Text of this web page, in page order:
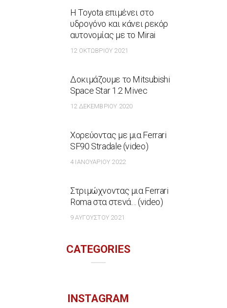
Η Toyota επιμένει στο
υδρογόνο και κάνει ρεκόρ
αυτονομίας με το Mirai
12 ΟΚΤΩΒΡΊΟΥ 2021
Δοκιμάζουμε το Mitsubishi
Space Star 1.2 Mivec
12 ΔΕΚΕΜΒΡΊΟΥ 2020
Χορεύοντας με μια Ferrari
SF90 Stradale (video)
4 ΙΑΝΟΥΑΡΊΟΥ 2022
Στριμώχνοντας μια Ferrari
Roma στα στενά… (video)
9 ΑΥΓΟΎΣΤΟΥ 2021
CATEGORIES
INSTAGRAM